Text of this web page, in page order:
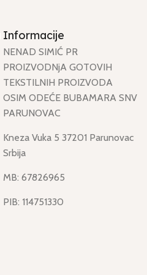
Informacije
NENAD SIMIĆ PR
PROIZVODNjA GOTOVIH
TEKSTILNIH PROIZVODA
OSIM ODEĆE BUBAMARA SNV
PARUNOVAC
Kneza Vuka 5 37201 Parunovac
Srbija
MB: 67826965
PIB: 114751330